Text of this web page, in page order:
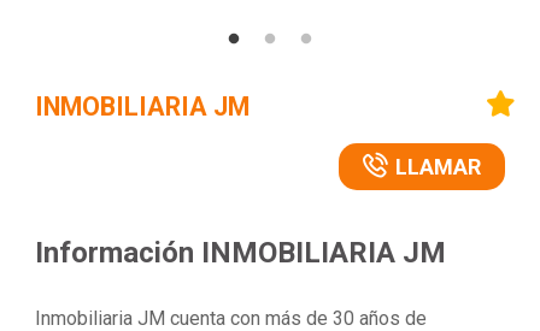
INMOBILIARIA JM
LLAMAR
Información INMOBILIARIA JM
Inmobiliaria JM cuenta con más de 30 años de